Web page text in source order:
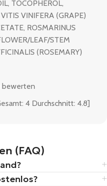
TOCOPHEROL,
VINIFERA (GRAPE)
ROSMARINUS
LEAF/STEM
(ROSEMARY)
bewerten
4 Durchschnitt: 4.8]
(FAQ)